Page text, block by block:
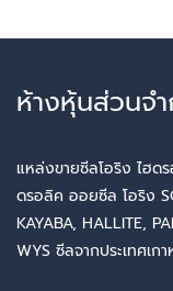
ห้างหุ้นส่วนจ
แหล่งขายซีลโอริง ไฮด
ดรอลิค ออยซีล โอริง
KAYABA, HALLITE,
WYS ซีลจากประเทศเก